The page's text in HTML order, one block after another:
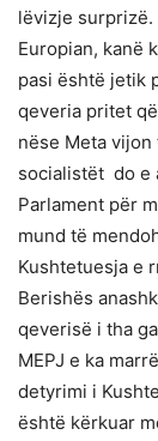
lëvizje surprizë.
Europian, kanë
pasi është jetik
qeveria pritet
nëse Meta
socialistët do e
Parlament për
mund të
Kushtetuesja e
Berishës
qeverisë i tha
MEPJ e ka
detyrimi i
është kërkuar